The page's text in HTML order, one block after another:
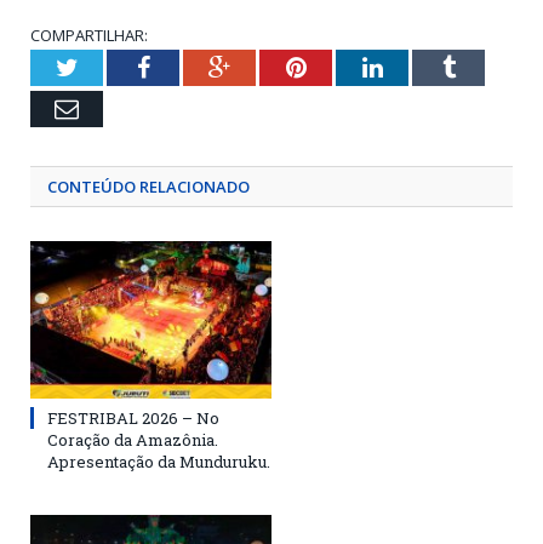
COMPARTILHAR:
TwitterFacebookGoogle+PinterestLinkedInTumblr
Email
CONTEÚDO RELACIONADO
FESTRIBAL 2026 – No
Coração da Amazônia.
Apresentação da Munduruku.